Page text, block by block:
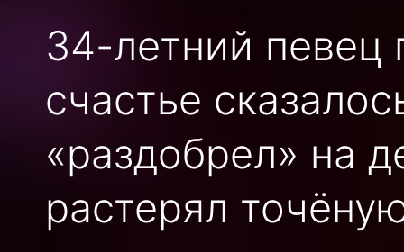
34-летний певец
счастье
«раздобрел» на
растерял